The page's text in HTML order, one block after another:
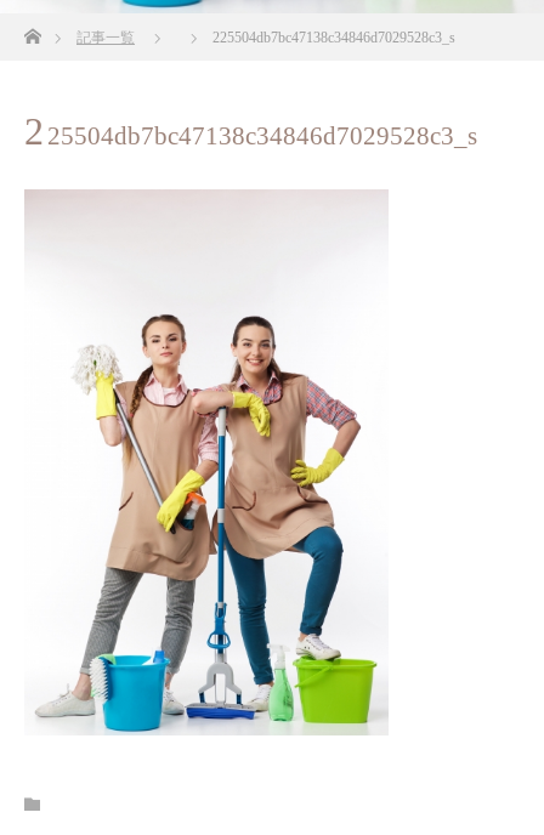
ホーム記事一覧 225504db7bc47138c34846d7029528c3_s
2 25504db7bc47138c34846d7029528c3_s